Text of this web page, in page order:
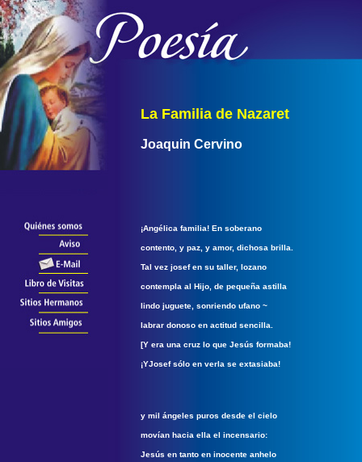
La Familia de Nazaret
Joaquin Cervino
¡Angélica familia! En soberano
contento, y paz, y amor, dichosa brilla.
Tal vez josef en su taller, lozano
contempla al Hijo, de pequeña astilla
lindo juguete, sonriendo ufano ~
labrar donoso en actitud sencilla.
[Y era una cruz lo que Jesús formaba!
¡YJosef sólo en verla se extasiaba!
y mil ángeles puros desde el cielo
movían hacia ella el incensario:
Jesús en tanto en inocente anhelo